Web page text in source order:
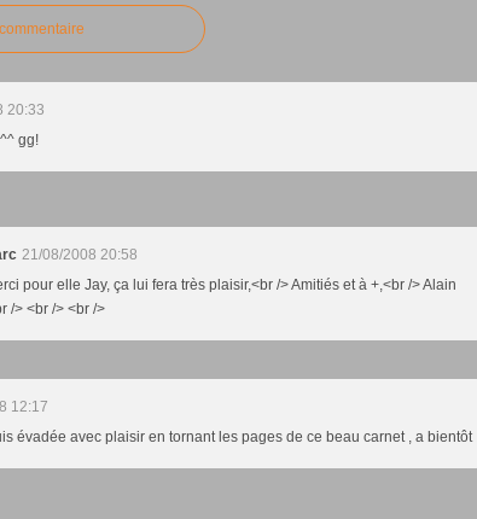
20:33
gg!
21/08/2008 20:58
pour elle Jay, ça lui fera très plaisir,<br /> Amitiés et à +,<br /> Alain
/> <br /> <br />
12:17
évadée avec plaisir en tornant les pages de ce beau carnet , a bientôt